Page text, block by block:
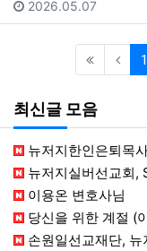
등록일
2026.05.07
1
최신글 모음
뉴저지한인은퇴목사회, 8월
뉴저지실버선교회,
이용온 변호사님
당신을 위한 계절 (
손원일선교재단, 뉴저지은목회서 사역